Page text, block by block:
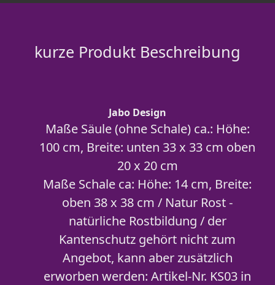
kurze Produkt Beschreibung
Jabo Design
Maße Säule (ohne Schale) ca.: Höhe:
100 cm, Breite: unten 33 x 33 cm oben
20 x 20 cm
Maße Schale ca: Höhe: 14 cm, Breite:
oben 38 x 38 cm / Natur Rost -
natürliche Rostbildung / der
Kantenschutz gehört nicht zum
Angebot, kann aber zusätzlich
erworben werden: Artikel-Nr. KS03 in